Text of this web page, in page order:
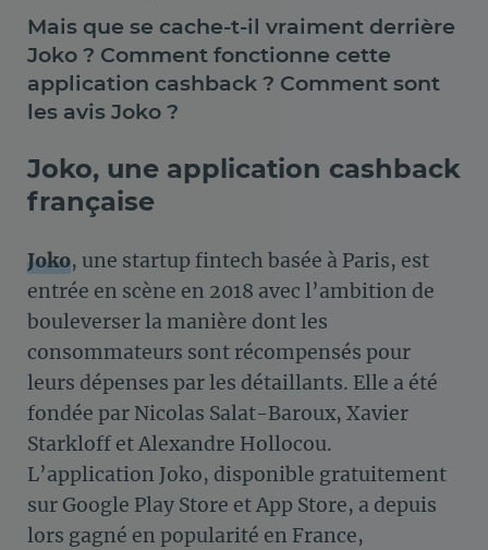
Mais que se cache-t-il vraiment derrière
Joko ? Comment fonctionne cette
application cashback ? Comment sont
les avis Joko ?
Joko, une application cashback
française
Joko, une startup fintech basée à Paris, est
entrée en scène en 2018 avec l’ambition de
bouleverser la manière dont les
consommateurs sont récompensés pour
leurs dépenses par les détaillants. Elle a été
fondée par Nicolas Salat-Baroux, Xavier
Starkloff et Alexandre Hollocou​​.
L’application Joko, disponible gratuitement
sur Google Play Store et App Store, a depuis
lors gagné en popularité en France,